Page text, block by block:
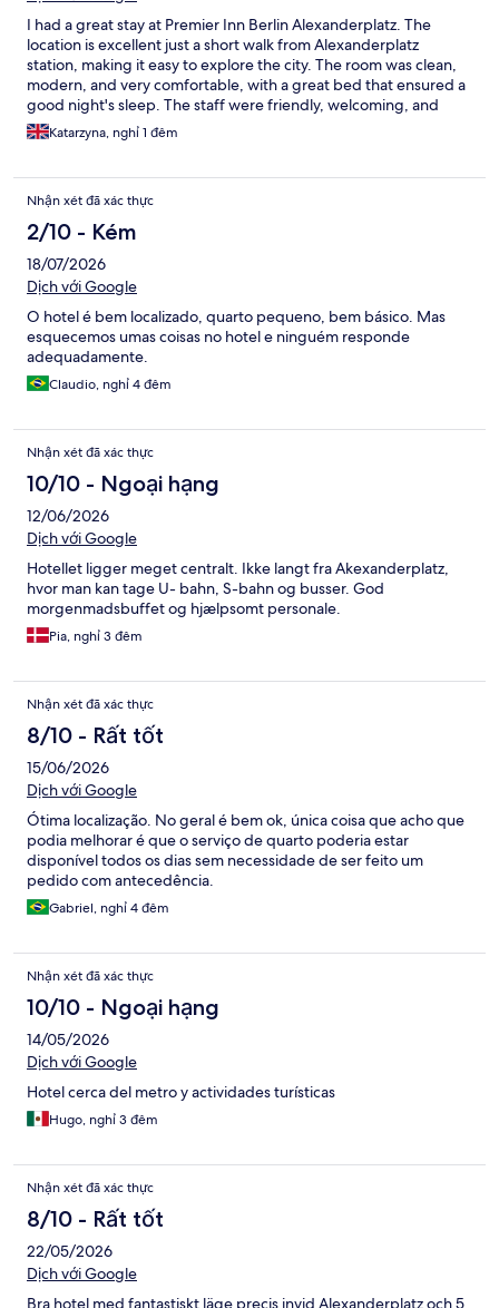
I had a great stay at Premier Inn Berlin Alexanderplatz. The
location is excellent just a short walk from Alexanderplatz
station, making it easy to explore the city. The room was clean,
modern, and very comfortable, with a great bed that ensured a
good night's sleep. The staff were friendly, welcoming, and
always happy to help. The breakfast offered plenty of choice
and everything was fresh and tasty. Overall, it's fantastic value
recommended for anyone visiting Berlin!
Katarzyna, nghỉ 1 đêm
Nhận xét đã xác thực
2/10 - Kém
18/07/2026
Dịch với Google
O hotel é bem localizado, quarto pequeno, bem básico. Mas
esquecemos umas coisas no hotel e ninguém responde
adequadamente.
Claudio, nghỉ 4 đêm
Nhận xét đã xác thực
10/10 - Ngoại hạng
12/06/2026
Dịch với Google
Hotellet ligger meget centralt. Ikke langt fra Akexanderplatz,
hvor man kan tage U- bahn, S-bahn og busser. God
morgenmadsbuffet og hjælpsomt personale.
Pia, nghỉ 3 đêm
Nhận xét đã xác thực
8/10 - Rất tốt
15/06/2026
Dịch với Google
Ótima localização. No geral é bem ok, única coisa que acho que
podia melhorar é que o serviço de quarto poderia estar
disponível todos os dias sem necessidade de ser feito um
pedido com antecedência.
Gabriel, nghỉ 4 đêm
Nhận xét đã xác thực
10/10 - Ngoại hạng
14/05/2026
Dịch với Google
Hotel cerca del metro y actividades turísticas
Hugo, nghỉ 3 đêm
Nhận xét đã xác thực
8/10 - Rất tốt
22/05/2026
Dịch với Google
Bra hotel med fantastiskt läge precis invid Alexanderplatz och 5